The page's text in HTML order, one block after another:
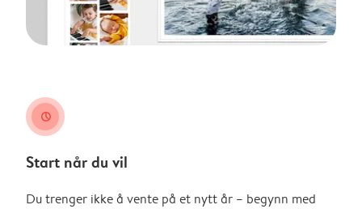
clock
Start når du vil
Du trenger ikke å vente på et nytt år – begynn med